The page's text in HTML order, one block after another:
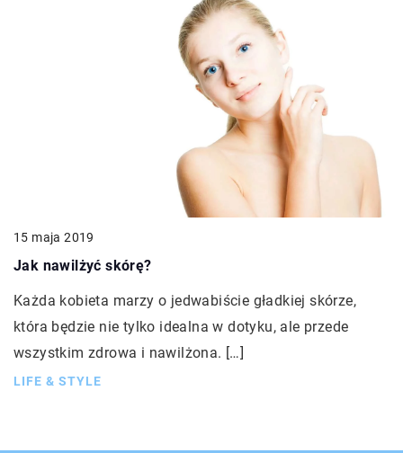
15 maja 2019
Jak nawilżyć skórę?
Każda kobieta marzy o jedwabiście gładkiej skórze,
która będzie nie tylko idealna w dotyku, ale przede
wszystkim zdrowa i nawilżona. […]
LIFE & STYLE